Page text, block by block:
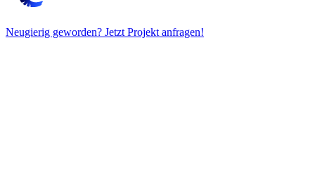
Neugierig geworden? Jetzt Projekt anfragen!